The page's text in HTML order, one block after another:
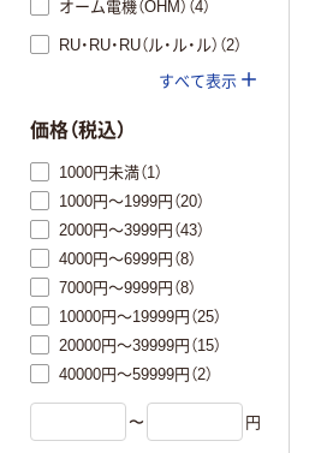
オーム電機（OHM）（4）
RU・RU・RU（ル・ル・ル）（2）
すべて表示
価格（税込）
1000円未満（1）
1000円～1999円（20）
2000円～3999円（43）
4000円～6999円（8）
7000円～9999円（8）
10000円～19999円（25）
20000円～39999円（15）
40000円～59999円（2）
〜 円